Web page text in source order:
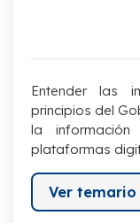
Entender las
principios del
la
plataformas
Ver temario